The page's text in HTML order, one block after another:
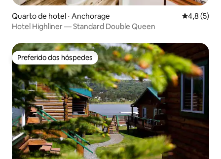
Quarto de hotel ⋅ Anchorage 4,8 de
4,8 (5)
Hotel Highliner — Standard Double Queen
Preferido dos hóspedes
Preferido dos hóspedes